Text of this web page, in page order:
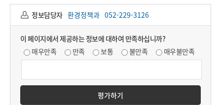
정보담당자 환경정책과 052-229-3126
이 페이지에서 제공하는 정보에 대하여 만족하십니까?
매우만족
만족 보통 불만족 매우불만족
평가하기